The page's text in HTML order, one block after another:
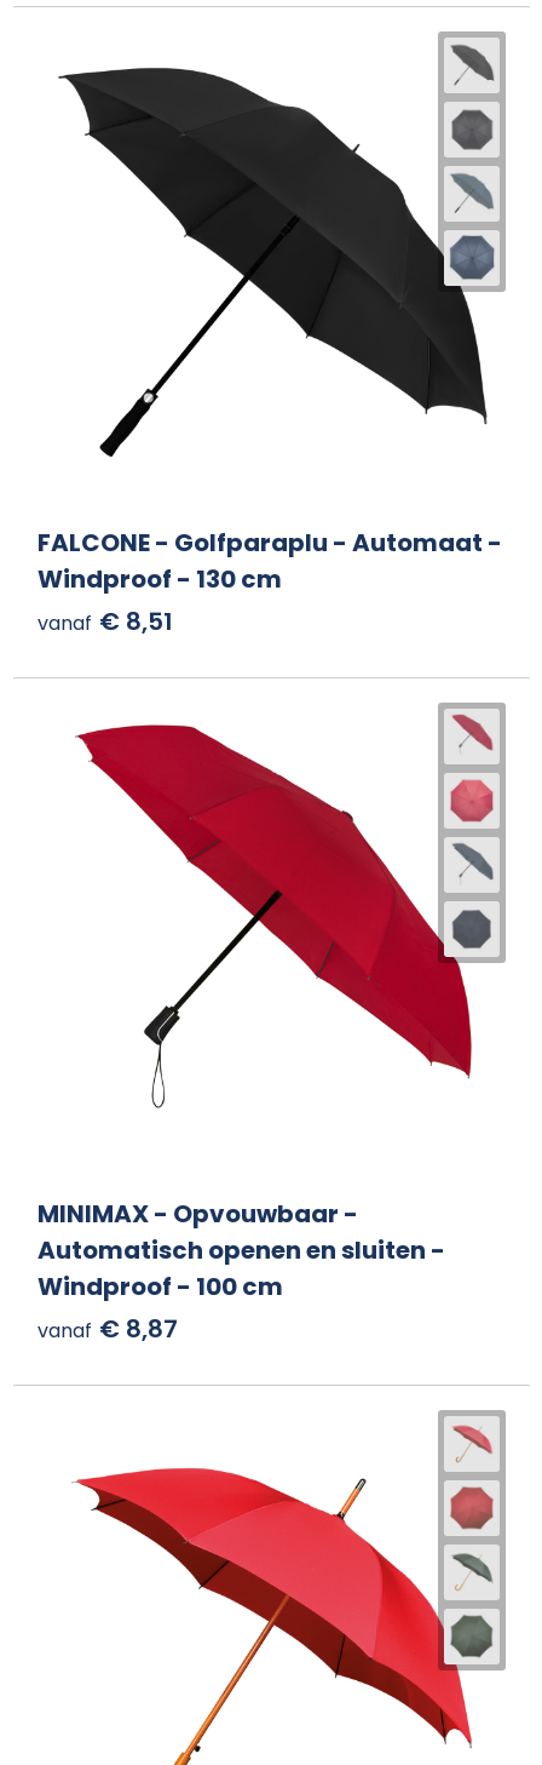
FALCONE - Golfparaplu - Automaat -
Windproof - 130 cm
vanaf € 8,51
MINIMAX - Opvouwbaar -
Automatisch openen en sluiten -
Windproof - 100 cm
vanaf € 8,87